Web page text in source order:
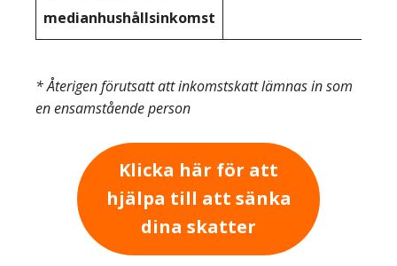
medianhushållsinkomst
* Återigen förutsatt att inkomstskatt lämnas in som
en ensamstående person
Klicka här för att
hjälpa till att sänka
dina skatter